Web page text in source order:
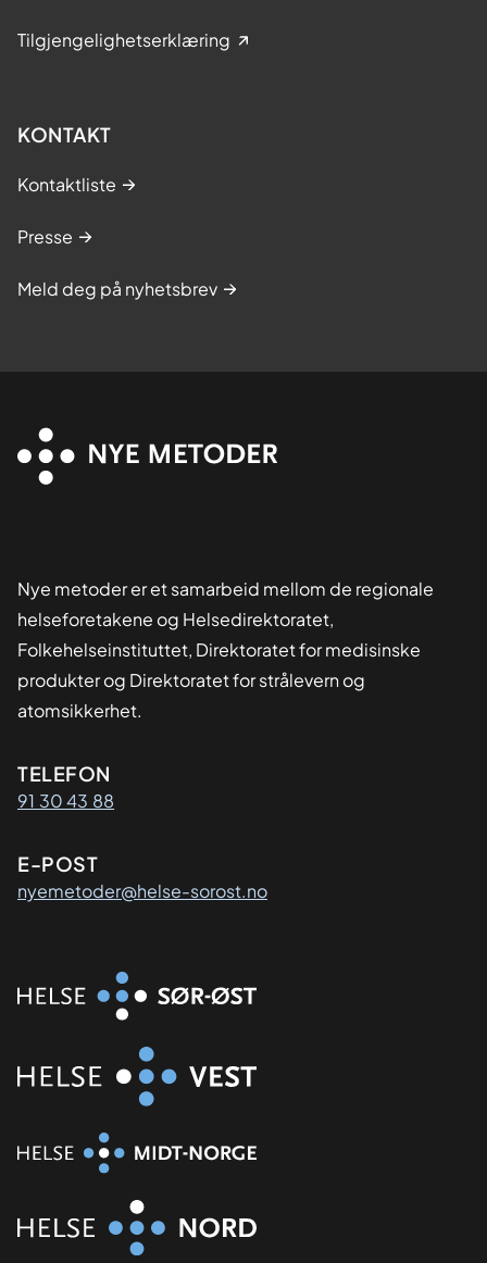
Tilgjengelighetserklæring
KONTAKT
Kontaktliste
Presse
Meld deg på nyhetsbrev
Nye metoder er et samarbeid mellom de regionale
helseforetakene og Helsedirektoratet,
Folkehelseinstituttet, Direktoratet for medisinske
produkter og Direktoratet for strålevern og
atomsikkerhet.
Kontaktinformasjon
TELEFON
91 30 43 88
E-POST
nyemetoder@helse-sorost.no
Organisasjon